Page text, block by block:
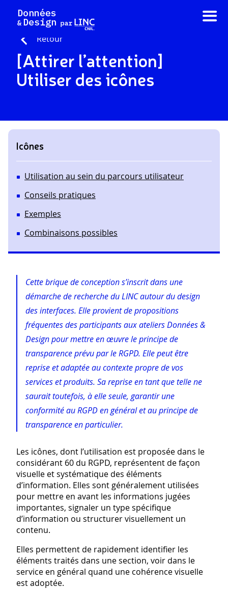
contenu
Retour
[Attirer l’attention]
Utiliser des icônes
Icônes
Utilisation au sein du parcours utilisateur
Conseils pratiques
Exemples
Combinaisons possibles
Cette brique de conception s’inscrit dans une
démarche de recherche du LINC autour du design
des interfaces. Elle provient de propositions
fréquentes des participants aux ateliers Données &
Design pour mettre en œuvre le principe de
transparence prévu par le RGPD. Elle peut être
reprise et adaptée au contexte propre de vos
services et produits. Sa reprise en tant que telle ne
saurait toutefois, à elle seule, garantir une
conformité au RGPD en général et au principe de
transparence en particulier.
Les icônes, dont l’utilisation est proposée dans le
considérant 60 du RGPD, représentent de façon
visuelle et systématique des éléments
d’information. Elles sont généralement utilisées
pour mettre en avant les informations jugées
importantes, signaler un type spécifique
d’information ou structurer visuellement un
contenu.
Elles permettent de rapidement identifier les
éléments traités dans une section, voir dans le
service en général quand une cohérence visuelle
est adoptée.